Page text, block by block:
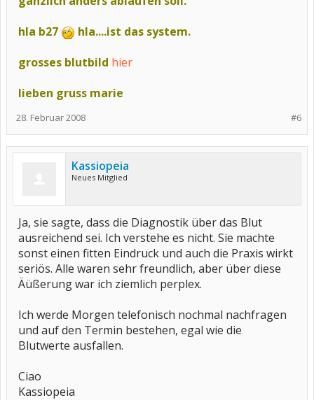
hla b27
hla....ist das system.
grosses blutbild hier
lieben gruss marie
#6
28. Februar 2008
Kassiopeia
Neues Mitglied
Ja, sie sagte, dass die Diagnostik über das Blut
ausreichend sei. Ich verstehe es nicht. Sie machte
sonst einen fitten Eindruck und auch die Praxis wirkt
seriös. Alle waren sehr freundlich, aber über diese
Äüßerung war ich ziemlich perplex.
Ich werde Morgen telefonisch nochmal nachfragen
und auf den Termin bestehen, egal wie die
Blutwerte ausfallen.
Ciao
Kassiopeia